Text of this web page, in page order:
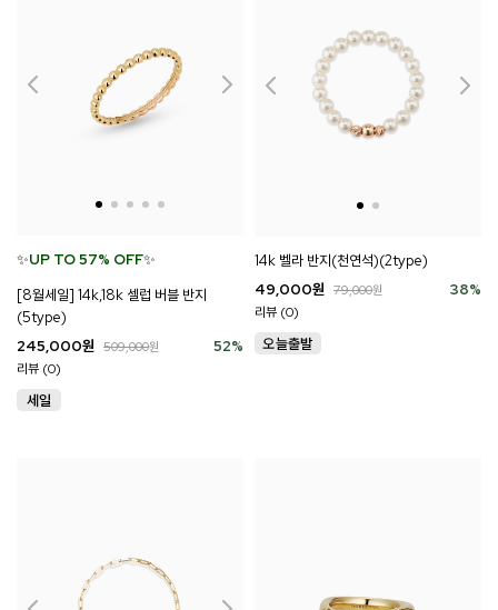
✨UP TO 57% OFF✨
[8월세일] 14k,18k 셀럽 버블 반지
(5type)
52%
245,000원 509,000원
리뷰 (0)
14k 벨라 반지(천연석)(2type)
38%
49,000원 79,000원
리뷰 (0)